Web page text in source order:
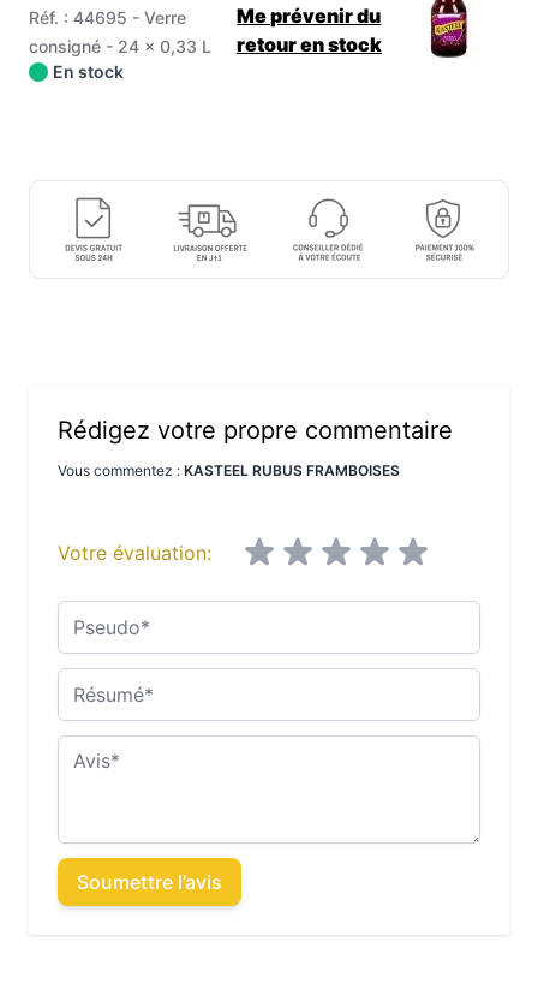
Réf. : 44695 - Verre
consigné - 24 x 0,33 L
En stock
Me prévenir du
retour en stock
Rédigez votre propre commentaire
Vous commentez : KASTEEL RUBUS FRAMBOISES
Votre évaluation:
Pseudo
Résumé
Avis
Soumettre l’avis